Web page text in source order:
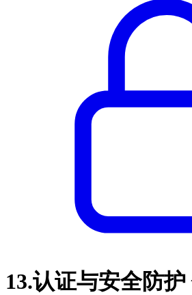
13.认证与安全防护